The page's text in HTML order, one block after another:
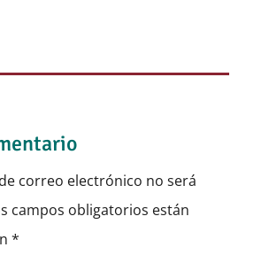
correo electrónico no será
campos obligatorios están
*